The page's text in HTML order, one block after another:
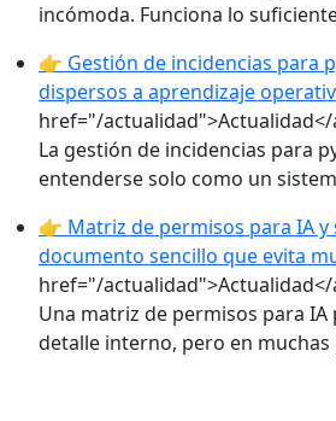
incómoda. Funciona lo
👉 Gestión de incidencias para
dispersos a aprendizaje
href="/actualidad">Actualidad</
La gestión de incidencias para
entenderse solo como un
👉 Matriz de permisos para IA y
documento sencillo que evita
href="/actualidad">Actualidad</
Una matriz de permisos para IA
detalle interno, pero en muchas